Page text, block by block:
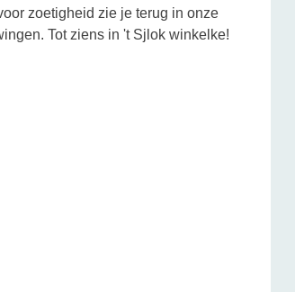
zoetigheid zie je terug in onze
Tot ziens in 't Sjlok winkelke!